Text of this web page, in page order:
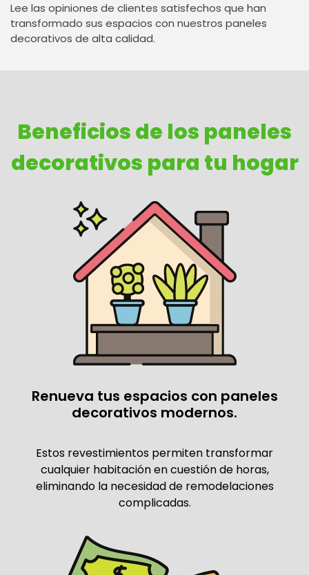
Lee las opiniones de clientes satisfechos que han
transformado sus espacios con nuestros paneles
decorativos de alta calidad.
Beneficios de los paneles
decorativos para tu hogar
Renueva tus espacios con paneles
decorativos modernos.
Estos revestimientos permiten transformar
cualquier habitación en cuestión de horas,
eliminando la necesidad de remodelaciones
complicadas.